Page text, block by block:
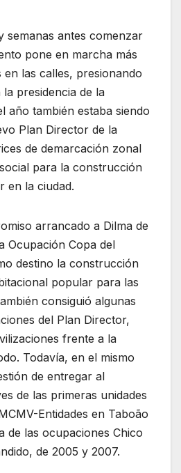
semanas antes comenzar
pone en marcha más
en las calles, presionando
presidencia de la
año también estaba siendo
Plan Director de la
de demarcación zonal
para la construcción
en la ciudad.
arrancado a Dilma de
Ocupación Copa del
destino la construcción
popular para las
consiguió algunas
del Plan Director,
frente a la
Todavía, en el mismo
de entregar al
de las primeras unidades
Entidades en Taboão
de las ocupaciones Chico
de 2005 y 2007.